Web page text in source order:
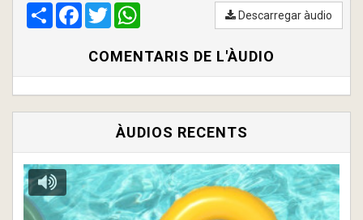
00:00/ 00:00
CompartirFacebook
Twitter Descarregar àudio
COMENTARIS DE L'ÀUDIO
ÀUDIOS RECENTS